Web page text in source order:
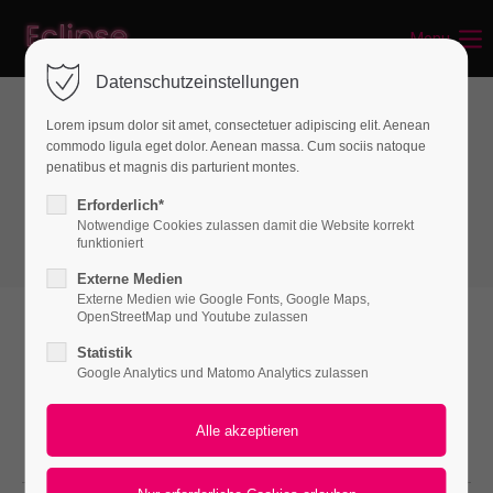
Login
Benutzername
Passwort
Anmelden
Register|Lost your password?
Lorem ipsum dolor sit amet:
Menu
Interactive elements
DESKTOP
Datenschutzeinstellungen
Lorem ipsum dolor sit amet, consectetuer adipiscing elit. Aenean
commodo ligula eget dolor. Aenean massa. Cum sociis natoque
penatibus et magnis dis parturient montes.
Erforderlich*
Notwendige Cookies zulassen damit die Website korrekt
funktioniert
Externe Medien
Externe Medien wie Google Fonts, Google Maps,
OpenStreetMap und Youtube zulassen
Statistik
Google Analytics und Matomo Analytics zulassen